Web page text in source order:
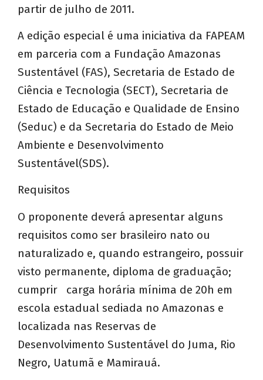
partir de julho de 2011.
A edição especial é uma iniciativa da FAPEAM
em parceria com a Fundação Amazonas
Sustentável (FAS), Secretaria de Estado de
Ciência e Tecnologia (SECT), Secretaria de
Estado de Educação e Qualidade de Ensino
(Seduc) e da Secretaria do Estado de Meio
Ambiente e Desenvolvimento
Sustentável(SDS).
Requisitos
O proponente deverá apresentar alguns
requisitos como ser brasileiro nato ou
naturalizado e, quando estrangeiro, possuir
visto permanente, diploma de graduação;
cumprir carga horária mínima de 20h em
escola estadual sediada no Amazonas e
localizada nas Reservas de
Desenvolvimento Sustentável do Juma, Rio
Negro, Uatumã e Mamirauá.